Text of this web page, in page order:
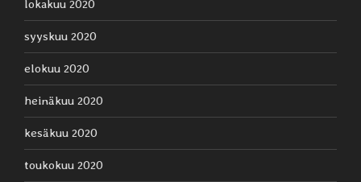
lokakuu 2020
syyskuu 2020
elokuu 2020
heinäkuu 2020
kesäkuu 2020
toukokuu 2020